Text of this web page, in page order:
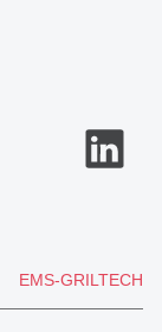
EMS-GRILTECH